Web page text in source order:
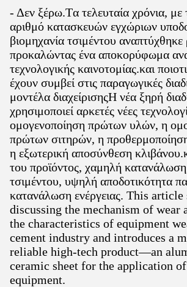
- Δεν ξέρω.Τα τελευταία χρόνια,
αριθμό κατασκευών εγχώριων
βιομηχανία τσιμέντου αναπτύχθηκε
προκαλώντας ένα αποκορύφωμα
τεχνολογικής καινοτομίας.και
έχουν συμβεί στις παραγωγικές
μοντέλα διαχείρισηςΗ νέα ξηρή
χρησιμοποιεί αρκετές νέες
ομογενοποίηση πρώτων υλών, η
πρώτων σιτηρών, η
η εξωτερική αποσύνθεση
του προϊόντος, χαμηλή
τσιμέντου, υψηλή αποδοτικότητα
κατανάλωση ενέργειας. This
discussing the mechanism of wear
the characteristics of equipment
cement industry and introduces a
reliable high-tech product—an
ceramic sheet for the application
equipment.